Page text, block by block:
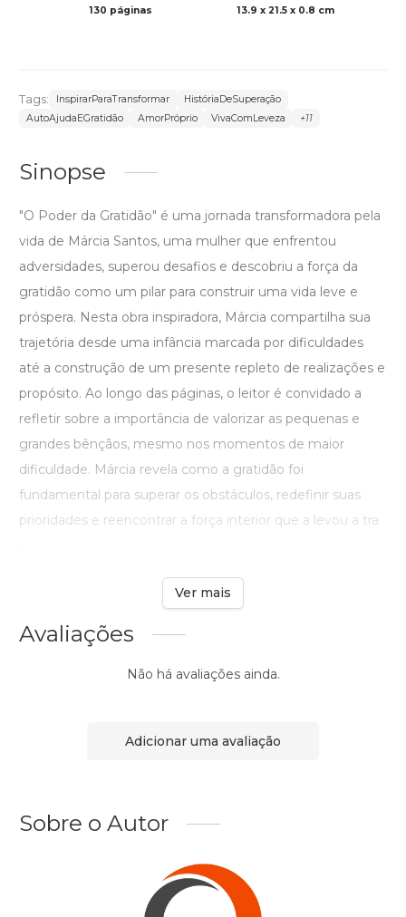
130 páginas 13.9 x 21.5 x 0.8 cm
Tags: InspirarParaTransformar
HistóriaDeSuperação
AutoAjudaEGratidão
AmorPróprio VivaComLeveza +11
Sinopse
"O Poder da Gratidão" é uma jornada transformadora pela
vida de Márcia Santos, uma mulher que enfrentou
adversidades, superou desafios e descobriu a força da
gratidão como um pilar para construir uma vida leve e
próspera. Nesta obra inspiradora, Márcia compartilha sua
trajetória desde uma infância marcada por dificuldades
até a construção de um presente repleto de realizações e
propósito. Ao longo das páginas, o leitor é convidado a
refletir sobre a importância de valorizar as pequenas e
grandes bênçãos, mesmo nos momentos de maior
dificuldade. Márcia revela como a gratidão foi
fundamental para superar os obstáculos, redefinir suas
prioridades e reencontrar a força interior que a levou a tra
Ver mais
Avaliações
Não há avaliações ainda.
Adicionar uma avaliação
Sobre o Autor